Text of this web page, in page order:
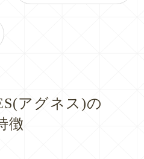
アグネス)の
徴